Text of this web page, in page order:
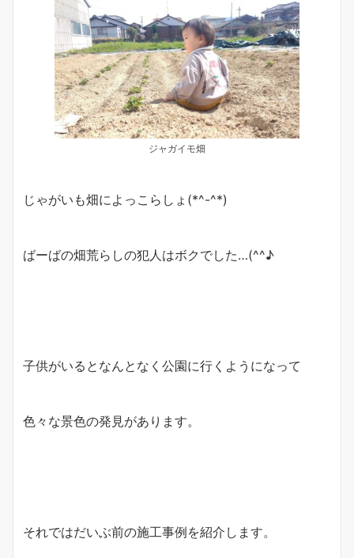
ジャガイモ畑
じゃがいも畑によっこらしょ(*^-^*)
ばーばの畑荒らしの犯人はボクでした…(^^♪
子供がいるとなんとなく公園に行くようになって
色々な景色の発見があります。
それではだいぶ前の施工事例を紹介します。